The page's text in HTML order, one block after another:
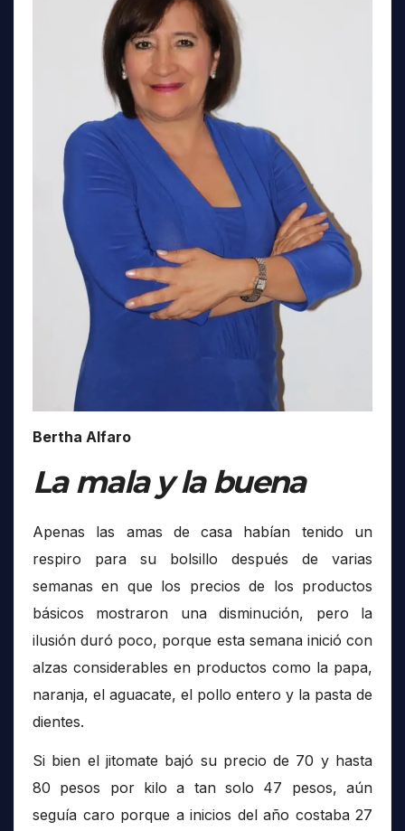
Bertha Alfaro
La mala y la buena
Apenas las amas de casa habían tenido un
respiro para su bolsillo después de varias
semanas en que los precios de los productos
básicos mostraron una disminución, pero la
ilusión duró poco, porque esta semana inició con
alzas considerables en productos como la papa,
naranja, el aguacate, el pollo entero y la pasta de
dientes.
Si bien el jitomate bajó su precio de 70 y hasta
80 pesos por kilo a tan solo 47 pesos, aún
seguía caro porque a inicios del año costaba 27